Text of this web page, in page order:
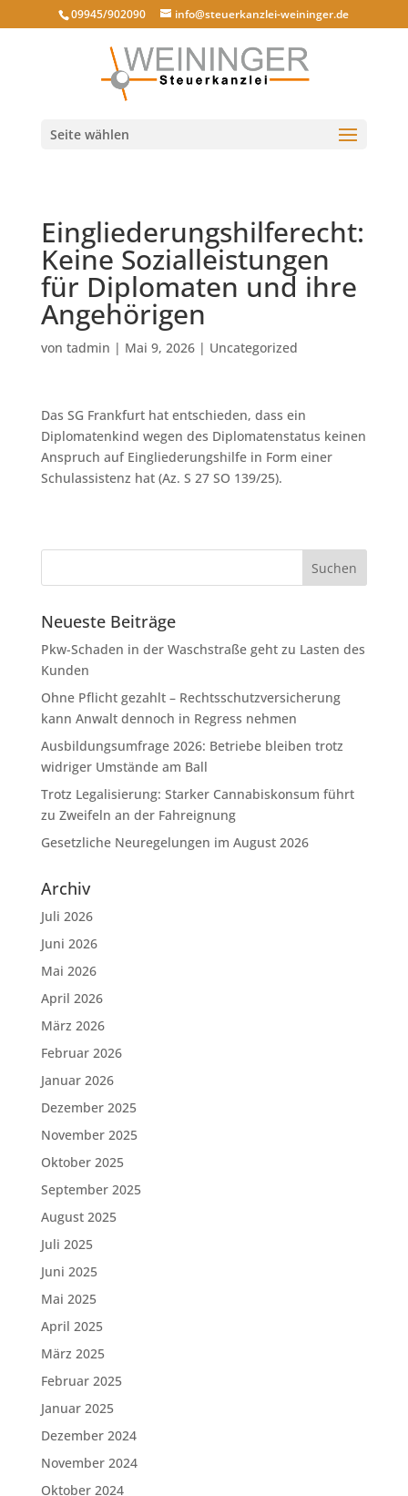
09945/902090 info@steuerkanzlei-weininger.de
Seite wählen
Eingliederungshilferecht:
Keine Sozialleistungen
für Diplomaten und ihre
Angehörigen
von tadmin | Mai 9, 2026| Uncategorized
Das SG Frankfurt hat entschieden, dass ein
Diplomatenkind wegen des Diplomatenstatus keinen
Anspruch auf Eingliederungshilfe in Form einer
Schulassistenz hat (Az. S 27 SO 139/25).
Neueste Beiträge
Pkw-Schaden in der Waschstraße geht zu Lasten des
Kunden
Ohne Pflicht gezahlt – Rechtsschutzversicherung
kann Anwalt dennoch in Regress nehmen
Ausbildungsumfrage 2026: Betriebe bleiben trotz
widriger Umstände am Ball
Trotz Legalisierung: Starker Cannabiskonsum führt
zu Zweifeln an der Fahreignung
Gesetzliche Neuregelungen im August 2026
Archiv
Juli 2026
Juni 2026
Mai 2026
April 2026
März 2026
Februar 2026
Januar 2026
Dezember 2025
November 2025
Oktober 2025
September 2025
August 2025
Juli 2025
Juni 2025
Mai 2025
April 2025
März 2025
Februar 2025
Januar 2025
Dezember 2024
November 2024
Oktober 2024